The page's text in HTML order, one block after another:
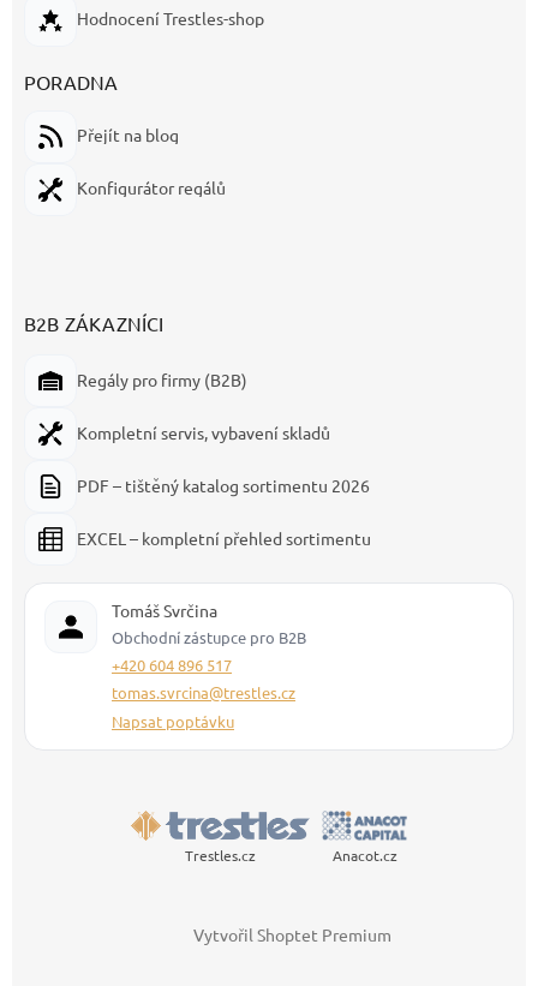
Hodnocení Trestles-shop
PORADNA
Přejít na blog
Konfigurátor regálů
B2B ZÁKAZNÍCI
Regály pro firmy (B2B)
Kompletní servis, vybavení skladů
PDF – tištěný katalog sortimentu 2026
EXCEL – kompletní přehled sortimentu
Tomáš Svrčina
Obchodní zástupce pro B2B
+420 604 896 517
tomas.svrcina@trestles.cz
Napsat poptávku
Trestles.cz Anacot.cz
Vytvořil Shoptet Premium